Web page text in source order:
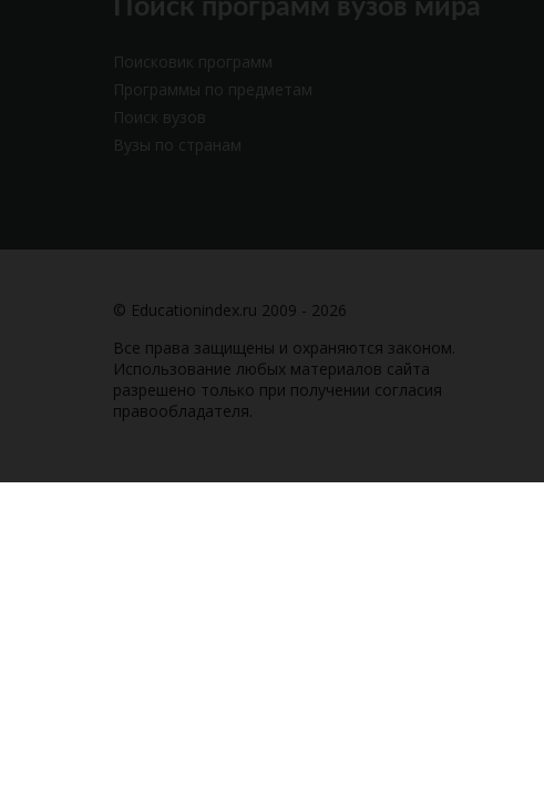
Поиск программ вузов мира
Поисковик программ
Программы по предметам
Поиск вузов
Вузы по странам
© Educationindex.ru 2009 - 2026
Все права защищены и охраняются законом.
Использование любых материалов сайта
разрешено только при получении согласия
правообладателя.